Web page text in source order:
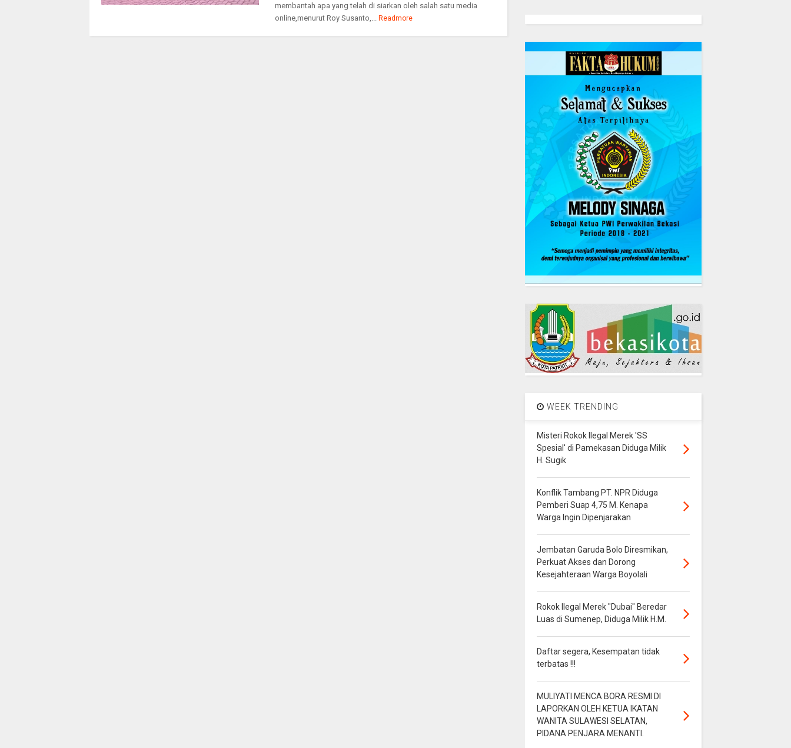
membantah apa yang telah di siarkan oleh salah satu media
online,menurut Roy Susanto,... Readmore
WEEK TRENDING
Misteri Rokok Ilegal Merek 'SS
Spesial' di Pamekasan Diduga Milik
H. Sugik
Konflik Tambang PT. NPR Diduga
Pemberi Suap 4,75 M. Kenapa
Warga Ingin Dipenjarakan
Jembatan Garuda Bolo Diresmikan,
Perkuat Akses dan Dorong
Kesejahteraan Warga Boyolali
Rokok Ilegal Merek "Dubai" Beredar
Luas di Sumenep, Diduga Milik H.M.
Daftar segera, Kesempatan tidak
terbatas !!!
MULIYATI MENCA BORA RESMI DI
LAPORKAN OLEH KETUA IKATAN
WANITA SULAWESI SELATAN,
PIDANA PENJARA MENANTI.